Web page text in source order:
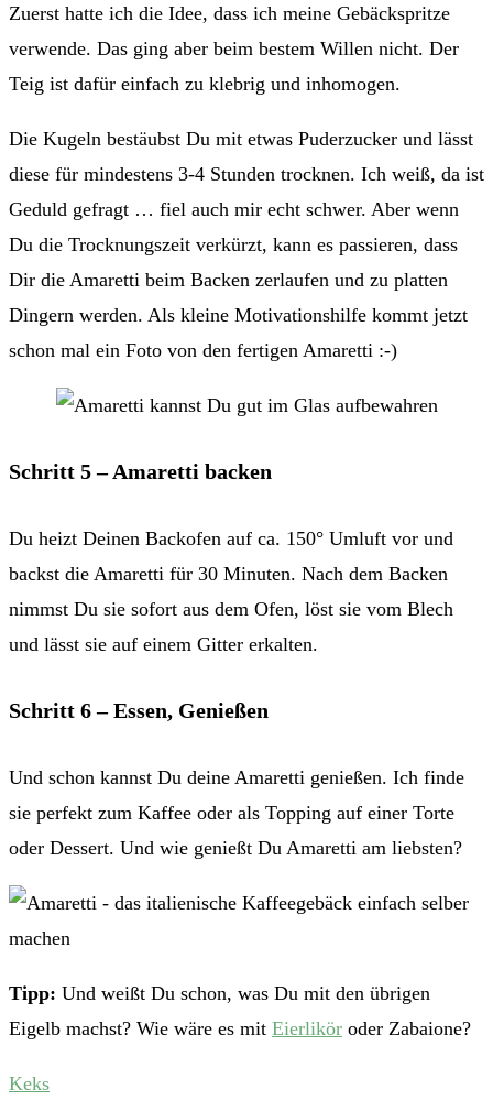
Zuerst hatte ich die Idee, dass ich meine Gebäckspritze
verwende. Das ging aber beim bestem Willen nicht. Der
Teig ist dafür einfach zu klebrig und inhomogen.
Die Kugeln bestäubst Du mit etwas Puderzucker und lässt
diese für mindestens 3-4 Stunden trocknen. Ich weiß, da ist
Geduld gefragt … fiel auch mir echt schwer. Aber wenn
Du die Trocknungszeit verkürzt, kann es passieren, dass
Dir die Amaretti beim Backen zerlaufen und zu platten
Dingern werden. Als kleine Motivationshilfe kommt jetzt
schon mal ein Foto von den fertigen Amaretti :-)
Schritt 5 – Amaretti backen
Du heizt Deinen Backofen auf ca. 150° Umluft vor und
backst die Amaretti für 30 Minuten. Nach dem Backen
nimmst Du sie sofort aus dem Ofen, löst sie vom Blech
und lässt sie auf einem Gitter erkalten.
Schritt 6 – Essen, Genießen
Und schon kannst Du deine Amaretti genießen. Ich finde
sie perfekt zum Kaffee oder als Topping auf einer Torte
oder Dessert. Und wie genießt Du Amaretti am liebsten?
Tipp: Und weißt Du schon, was Du mit den übrigen
Eigelb machst? Wie wäre es mit Eierlikör oder Zabaione?
Keks